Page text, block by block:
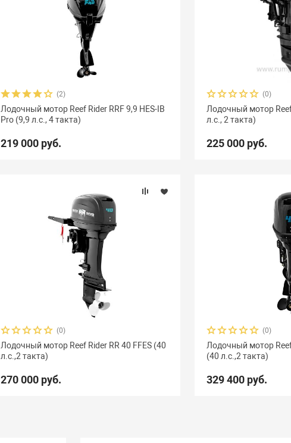
(2)
Лодочный мотор Reef Rider RRF 9,9 HES-IB
Pro (9,9 л.с., 4 такта)
219 000 руб.
(0)
Лодочный мотор Reef
л.с., 2 такта)
225 000 руб.
(0)
Лодочный мотор Reef Rider RR 40 FFES (40
л.с.,2 такта)
270 000 руб.
(0)
Лодочный мотор Reef
(40 л.с.,2 такта)
329 400 руб.